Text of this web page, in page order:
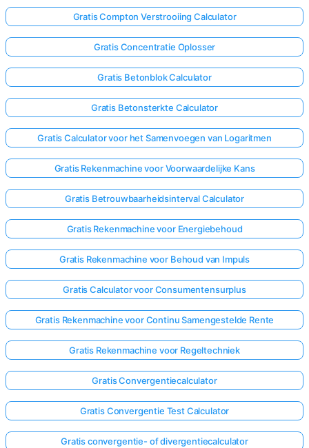
Gratis Compton Verstrooiing Calculator
Gratis Concentratie Oplosser
Gratis Betonblok Calculator
Gratis Betonsterkte Calculator
Gratis Calculator voor het Samenvoegen van Logaritmen
Gratis Rekenmachine voor Voorwaardelijke Kans
Gratis Betrouwbaarheidsinterval Calculator
Gratis Rekenmachine voor Energiebehoud
Gratis Rekenmachine voor Behoud van Impuls
Gratis Calculator voor Consumentensurplus
Gratis Rekenmachine voor Continu Samengestelde Rente
Gratis Rekenmachine voor Regeltechniek
Gratis Convergentiecalculator
Gratis Convergentie Test Calculator
Gratis convergentie- of divergentiecalculator